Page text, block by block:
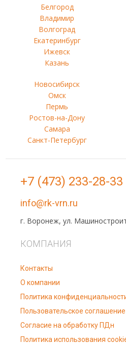
Белгород
Владимир
Волгоград
Екатеринбург
Ижевск
Казань
Новосибирск
Омск
Пермь
Ростов-на-Дону
Самара
Санкт-Петербург
+7 (473) 233-28-33
info@rk-vrn.ru
г. Воронеж, ул.
КОМПАНИЯ
Контакты
О компании
Политика
Пользовательское соглашение
Согласие на обработку ПДн
Политика использования